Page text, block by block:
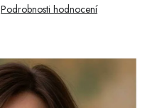
Podrobnosti hodnocení